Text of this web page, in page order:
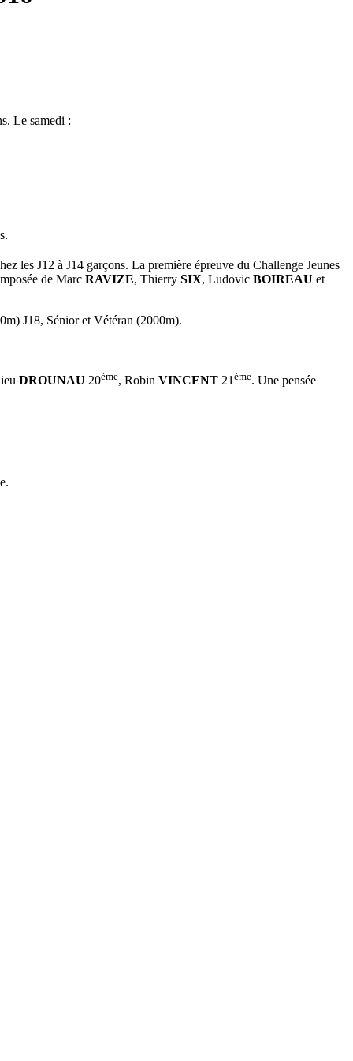
Le samedi :
les J12 à J14 garçons. La première épreuve du Challenge Jeunes
de Marc RAVIZE, Thierry SIX, Ludovic BOIREAU et
J18, Sénior et Vétéran (2000m).
DROUNAU 20ème, Robin VINCENT 21ème. Une pensée